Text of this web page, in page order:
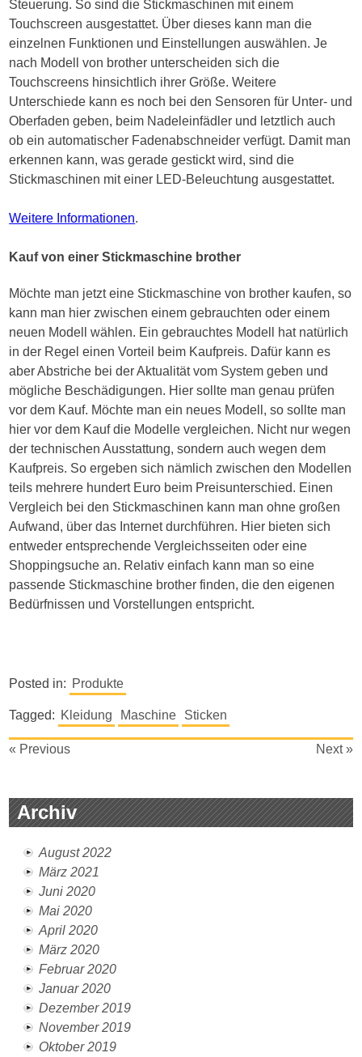
Steuerung. So sind die Stickmaschinen mit einem
Touchscreen ausgestattet. Über dieses kann man die
einzelnen Funktionen und Einstellungen auswählen. Je
nach Modell von brother unterscheiden sich die
Touchscreens hinsichtlich ihrer Größe. Weitere
Unterschiede kann es noch bei den Sensoren für Unter- und
Oberfaden geben, beim Nadeleinfädler und letztlich auch
ob ein automatischer Fadenabschneider verfügt. Damit man
erkennen kann, was gerade gestickt wird, sind die
Stickmaschinen mit einer LED-Beleuchtung ausgestattet.
Weitere Informationen.
Kauf von einer Stickmaschine brother
Möchte man jetzt eine Stickmaschine von brother kaufen, so
kann man hier zwischen einem gebrauchten oder einem
neuen Modell wählen. Ein gebrauchtes Modell hat natürlich
in der Regel einen Vorteil beim Kaufpreis. Dafür kann es
aber Abstriche bei der Aktualität vom System geben und
mögliche Beschädigungen. Hier sollte man genau prüfen
vor dem Kauf. Möchte man ein neues Modell, so sollte man
hier vor dem Kauf die Modelle vergleichen. Nicht nur wegen
der technischen Ausstattung, sondern auch wegen dem
Kaufpreis. So ergeben sich nämlich zwischen den Modellen
teils mehrere hundert Euro beim Preisunterschied. Einen
Vergleich bei den Stickmaschinen kann man ohne großen
Aufwand, über das Internet durchführen. Hier bieten sich
entweder entsprechende Vergleichsseiten oder eine
Shoppingsuche an. Relativ einfach kann man so eine
passende Stickmaschine brother finden, die den eigenen
Bedürfnissen und Vorstellungen entspricht.
Posted in: Produkte
Tagged: Kleidung Maschine Sticken
Beitragsnavigation
« Previous Next »
Archiv
August 2022
März 2021
Juni 2020
Mai 2020
April 2020
März 2020
Februar 2020
Januar 2020
Dezember 2019
November 2019
Oktober 2019